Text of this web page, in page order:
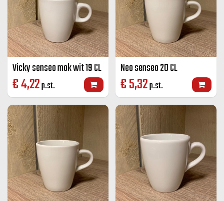
Vicky senseo mok wit 19 CL
€4,22p.st.
Neo senseo 20 CL
€5,32p.st.